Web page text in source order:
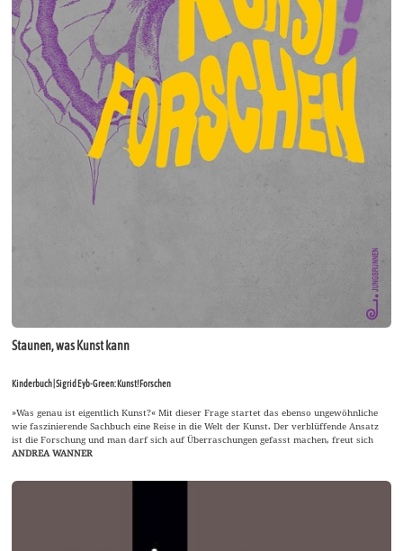
Staunen, was Kunst kann
Kinderbuch | Sigrid Eyb-Green: Kunst! Forschen
»Was genau ist eigentlich Kunst?« Mit dieser Frage startet das ebenso ungewöhnliche
wie faszinierende Sachbuch eine Reise in die Welt der Kunst. Der verblüffende Ansatz
ist die Forschung und man darf sich auf Überraschungen gefasst machen, freut sich
ANDREA WANNER